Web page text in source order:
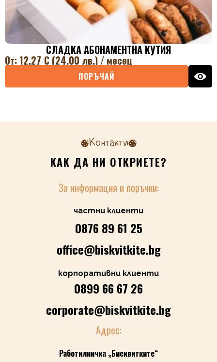
СЛАДКА АБОНАМЕНТНА КУТИЯ
От: 12,27 € (24,00 лв.) / месец
ПОРЪЧАЙ
Контакти
КАК ДА НИ ОТКРИЕТЕ?
За информация и поръчки:
частни клиенти
0876 89 61 25
office@biskvitkite.bg
корпоративни клиенти
0899 66 67 26
corporate@biskvitkite.bg
Адрес:
Работилничка „Бисквитките“